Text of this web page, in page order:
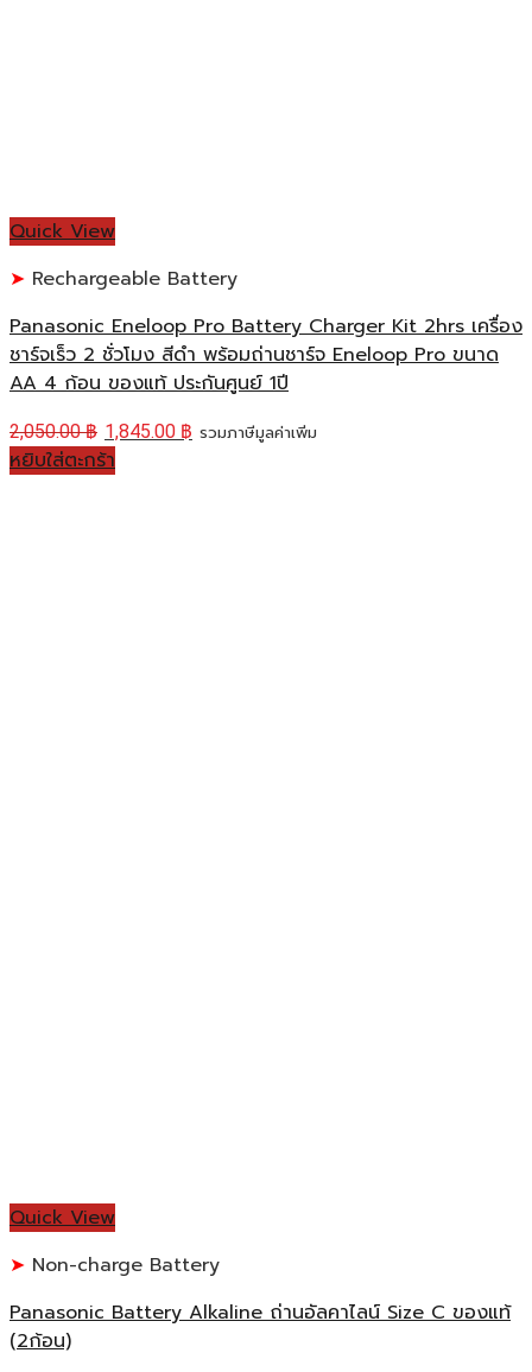
Quick View
Rechargeable Battery
Panasonic Eneloop Pro Battery Charger Kit 2hrs เครื่อง
ชาร์จเร็ว 2 ชั่วโมง สีดำ พร้อมถ่านชาร์จ Eneloop Pro ขนาด
AA 4 ก้อน ของแท้ ประกันศูนย์ 1ปี
2,050.00฿ 1,845.00 ฿ รวมภาษีมูลค่าเพิ่ม
หยิบใส่ตะกร้า
Quick View
Non-charge Battery
Panasonic Battery Alkaline ถ่านอัลคาไลน์ Size C ของแท้
(2ก้อน)